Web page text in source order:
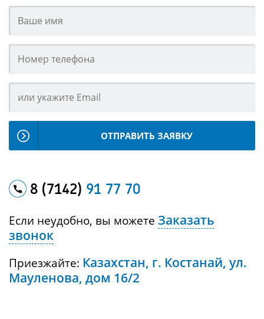
ОТПРАВИТЬ ЗАЯВКУ
8 (7142) 91 77 70
Если неудобно, вы можете Заказать
звонок
Приезжайте: Казахстан, г. Костанай, ул.
Мауленова, дом 16/2